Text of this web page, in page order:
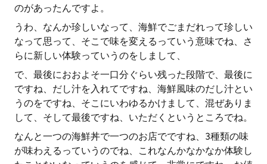
のがあったんですよ。
うわ、なんか珍しいなって、海鮮でごまだれって珍しい
なって思って、そこで味を変えるっていう意味でね、さ
らに新しい体験っていうのをしまして、
で、最後におおよそ一口分ぐらい残った段階で、最後に
ですね、だし汁を入れてですね、海鮮風味のだし汁とい
うのをですね、そこにいわゆるかけまして、混ぜありま
して、そして最後ですね、いただくというところでね。
なんと一つの海鮮丼で一つのお店でですね、3種類の味
が味わえるっていうのでね、これなんかなかなか体験し